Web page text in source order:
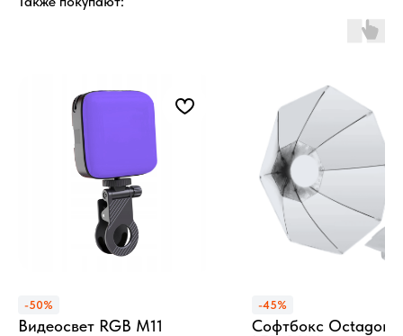
-50%
Видеосвет RGB M11
-45%
Софтбокс Octagon